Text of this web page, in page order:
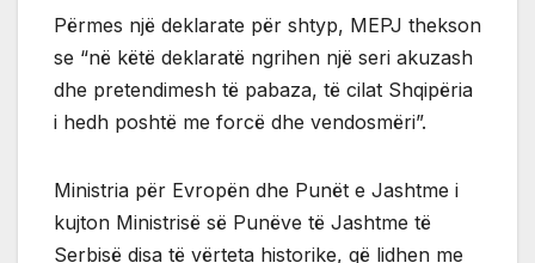
Përmes një deklarate për shtyp, MEPJ thekson
se “në këtë deklaratë ngrihen një seri akuzash
dhe pretendimesh të pabaza, të cilat Shqipëria
i hedh poshtë me forcë dhe vendosmëri”.
Ministria për Evropën dhe Punët e Jashtme i
kujton Ministrisë së Punëve të Jashtme të
Serbisë disa të vërteta historike, që lidhen me